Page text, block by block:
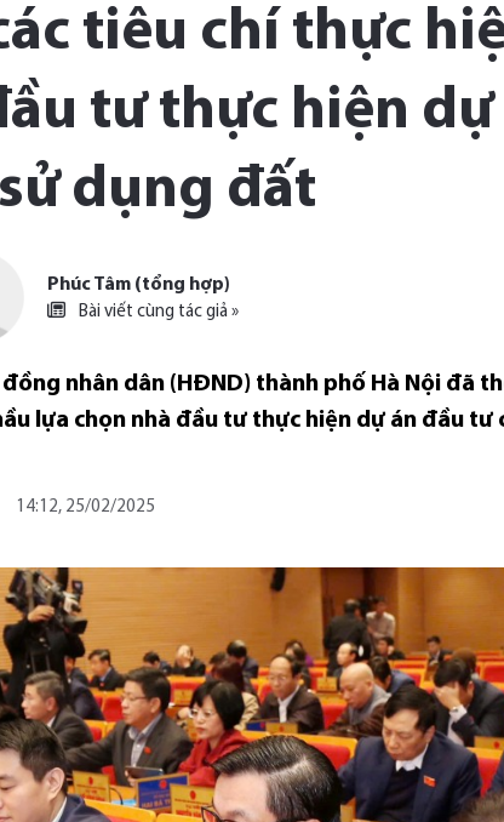
tiêu chí thực
tư thực hiện dự
dụng đất
Phúc Tâm (tổng hợp)
Bài viết cùng tác giả »
nhân dân (HĐND) thành phố Hà Nội đã
lựa chọn nhà đầu tư thực hiện dự án đầu
14:12, 25/02/2025